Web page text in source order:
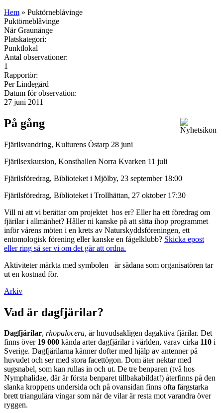
Hem » Puktörneblåvinge
Puktörneblåvinge
När Graunänge
Platskategori:
Punktlokal
Antal observationer:
1
Rapportör:
Per Lindegård
Datum för observation:
27 juni 2011
På gång
Fjärilsvandring, Kulturens Östarp 28 juni
Fjärilsexkursion, Konsthallen Norra Kvarken 11 juli
Fjärilsföredrag, Biblioteket i Mjölby, 23 september 18:00
Fjärilsföredrag, Biblioteket i Trollhättan, 27 oktober 17:30
Vill ni att vi berättar om projektet hos er? Eller ha ett föredrag om
fjärilar i allmänhet? Håller ni kanske på att sätta ihop programmet
inför vårens möten i en krets av Naturskyddsföreningen, ett
entomologisk förening eller kanske en fågelklubb? Skicka epost
eller ring så ser vi om det går att ordna.
Aktiviteter märkta med symbolen
är sådana som organisatören tar
ut en kostnad för.
Arkiv
Vad är dagfjärilar?
Dagfjärilar, rhopalocera, är huvudsakligen dagaktiva fjärilar. Det
finns över 19 000 kända arter dagfjärilar i världen, varav cirka 110 i
Sverige. Dagfjärilarna känner dofter med hjälp av antenner på
huvudet och ser med stora facettögon. Dom äter nektar med
sugsnabel, som kan rullas in och ut. De tre benparen (två hos
Nymphalidae, där är första benparet tillbakabildat!) återfinns på den
slanka kroppens undersida och på ovansidan finns ofta färgstarka
brett triangulära vingar som när de vilar är resta mot varandra över
ryggen.